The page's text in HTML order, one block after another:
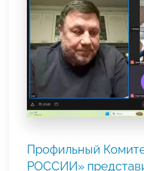
Профильный
РОССИИ»